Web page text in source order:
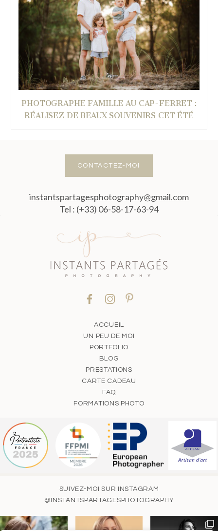
PHOTOGRAPHE FAMILLE AU CAP-FERRET :
RÉALISEZ DE BEAUX SOUVENIRS CET ÉTÉ
CONTACTEZ-MOI
instantspartagesphotography@gmail.com
Tel : (+33) 06-58-17-63-94
ACCUEIL
UN PEU DE MOI
PORTFOLIO
BLOG
PRESTATIONS
CARTE CADEAU
FAQ
FORMATIONS PHOTO
SUIVEZ-MOI SUR INSTAGRAM
@INSTANTSPARTAGESPHOTOGRAPHY